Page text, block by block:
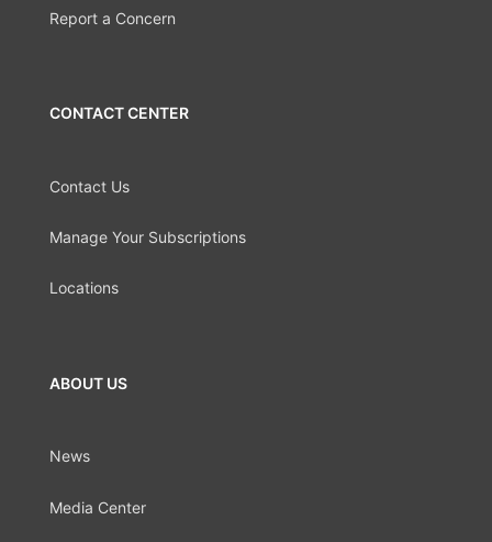
Report a Concern
CONTACT CENTER
Contact Us
Manage Your Subscriptions
Locations
ABOUT US
News
Media Center